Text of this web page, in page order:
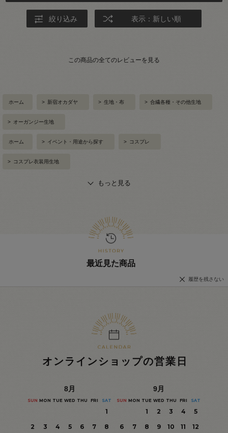
絞り込み 表示：新しい順
この商品の全てのレビューを見る
ホーム > 新宿オカダヤ > 生地・布 > 合繊各種・その他生地
> オーガンジー生地
ホーム > イベント・用途から探す > コスプレ
> コスプレ衣装用生地
もっと見る
最近見た商品
履歴を残さない
オンラインショップの営業日
8月
SUN MON TUE WED THU FRI SAT
1
2
3 4 5 6 7
8
9月
SUN MON TUE WED THU FRI SAT
1 2 3 4
5
6
7 8 9 10 11
12